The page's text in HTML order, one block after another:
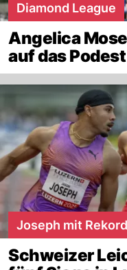
Diamond League
Angelica
auf das Podest
Joseph mit Rekord
Schweizer